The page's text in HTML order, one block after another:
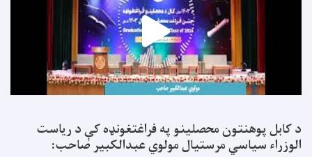
د کابل پوهنتون محصلینو په فراغتغونډه کې د ریاست
الوزراء سیاسي مرستیال مولوي عبدالکبیر صاحب: